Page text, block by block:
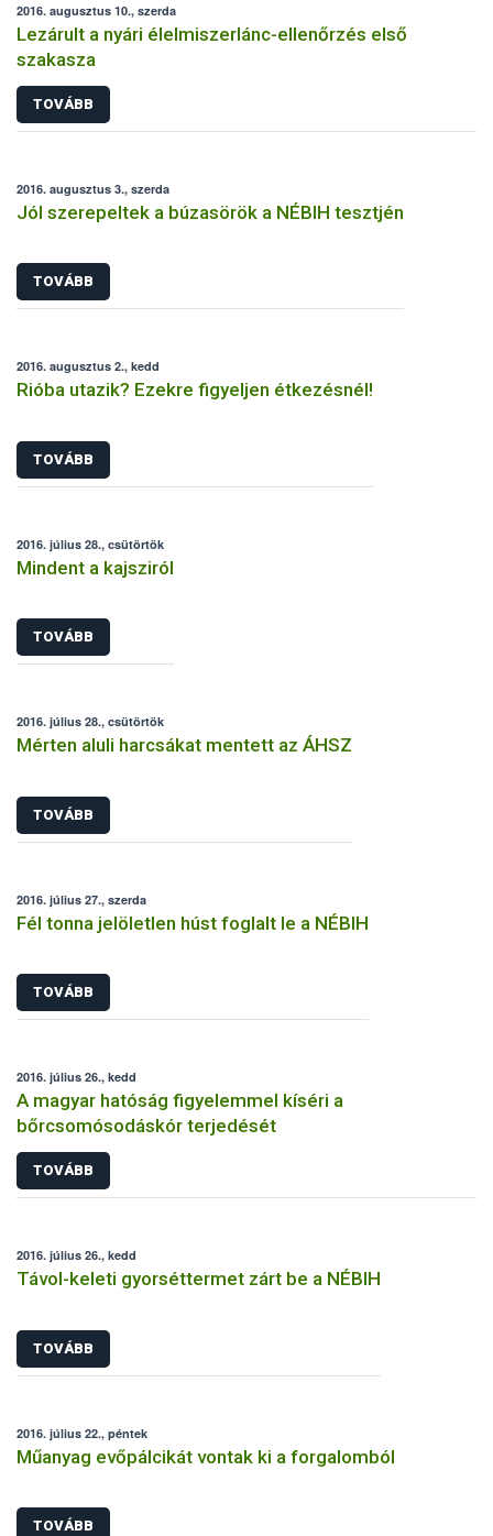
2016. augusztus 10., szerda
Lezárult a nyári élelmiszerlánc-ellenőrzés első
szakasza
TOVÁBB
2016. augusztus 3., szerda
Jól szerepeltek a búzasörök a NÉBIH tesztjén
TOVÁBB
2016. augusztus 2., kedd
Rióba utazik? Ezekre figyeljen étkezésnél!
TOVÁBB
2016. július 28., csütörtök
Mindent a kajsziról
TOVÁBB
2016. július 28., csütörtök
Mérten aluli harcsákat mentett az ÁHSZ
TOVÁBB
2016. július 27., szerda
Fél tonna jelöletlen húst foglalt le a NÉBIH
TOVÁBB
2016. július 26., kedd
A magyar hatóság figyelemmel kíséri a
bőrcsomósodáskór terjedését
TOVÁBB
2016. július 26., kedd
Távol-keleti gyorséttermet zárt be a NÉBIH
TOVÁBB
2016. július 22., péntek
Műanyag evőpálcikát vontak ki a forgalomból
TOVÁBB